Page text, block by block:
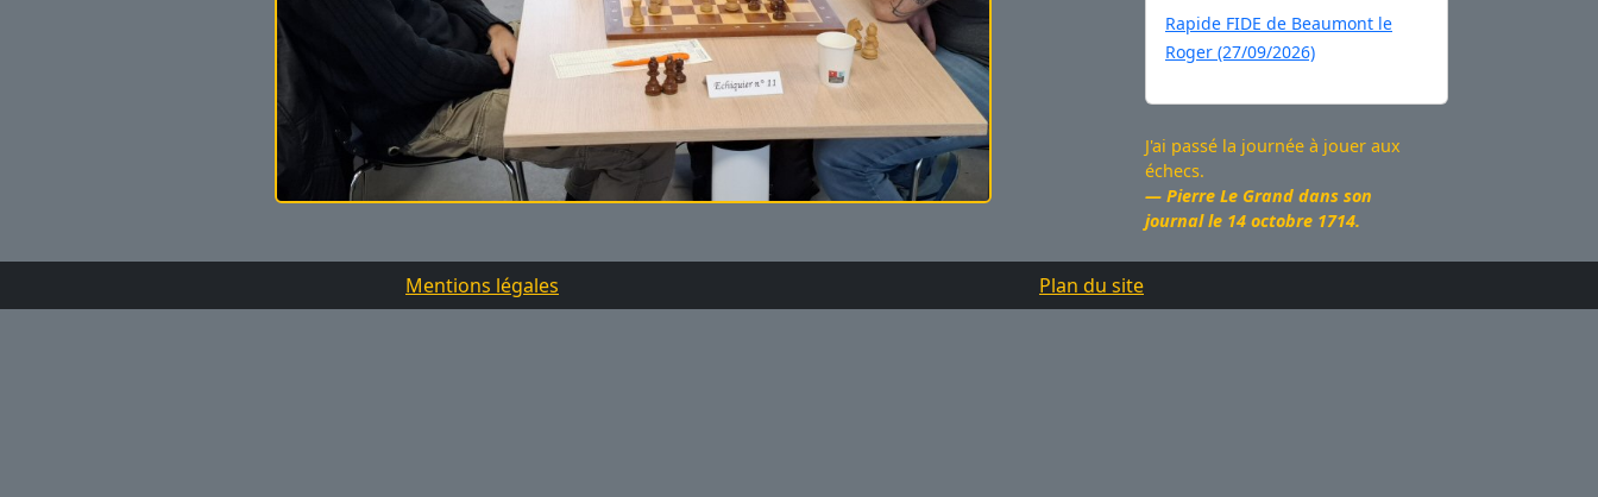
Rapide FIDE de Beaumont le
Roger (27/09/2026)
J'ai passé la journée à jouer aux
échecs.
Pierre Le Grand dans son
journal le 14 octobre 1714.
Mentions légales Plan du site